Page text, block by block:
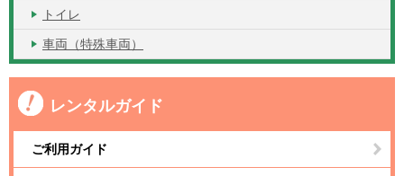
トイレ
車両（特殊車両）
レンタルガイド
ご利用ガイド